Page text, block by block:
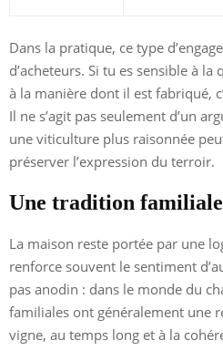
Dans la pratique, ce type
d’acheteurs. Si tu es sensible à
à la manière dont il est fabriqué,
Il ne s’agit pas seulement d’un
une viticulture plus raisonnée
préserver l’expression du terroir.
Une tradition familiale
La maison reste portée par une
renforce souvent le sentiment
pas anodin : dans le monde du
familiales ont généralement une
vigne, au temps long et à la